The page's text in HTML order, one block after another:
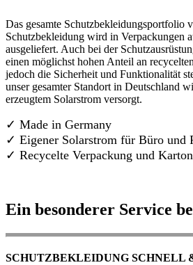
Das gesamte Schutzbekleidungsportfolio
Schutzbekleidung wird in Verpackungen
ausgeliefert. Auch bei der
einen möglichst hohen Anteil an
jedoch die Sicherheit und Funktionalität
unser gesamter Standort in Deutschland
erzeugtem Solarstrom versorgt.
✓ Made in Germany
✓ Eigener Solarstrom für Büro und
✓ Recycelte Verpackung und
Ein besonderer Service
SCHUTZBEKLEIDUNG SCHNELL